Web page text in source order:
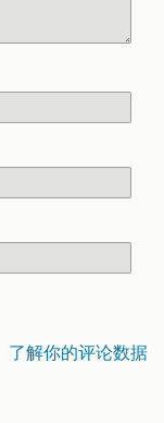
了解你的评论数据